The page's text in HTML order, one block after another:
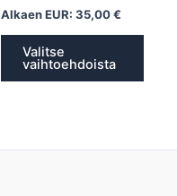
Alkaen EUR: 35,00€
Valitse
vaihtoehdoista